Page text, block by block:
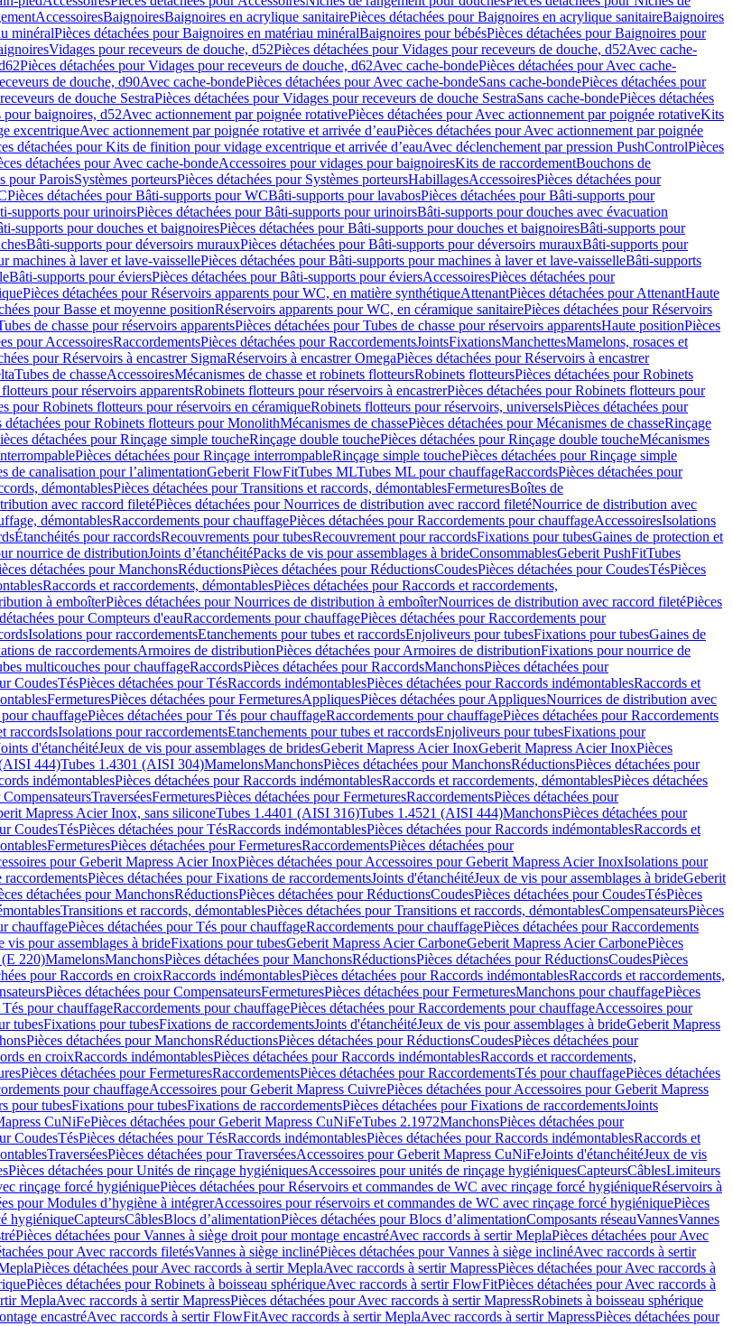
AccessoiresBaignoiresBaignoires en acrylique sanitairePièces détachées pour Baignoires en acrylique sanitaireBaignoires
minéralPièces détachées pour Baignoires en matériau minéralBaignoires pour bébésPièces détachées pour Baignoires pour
Vidages pour receveurs de douche, d52Pièces détachées pour Vidages pour receveurs de douche, d52Avec cache-
Pièces détachées pour Vidages pour receveurs de douche, d62Avec cache-bondePièces détachées pour Avec cache-
de douche, d90Avec cache-bondePièces détachées pour Avec cache-bondeSans cache-bondePièces détachées pour
de douche SestraPièces détachées pour Vidages pour receveurs de douche SestraSans cache-bondePièces détachées
pour baignoires, d52Avec actionnement par poignée rotativePièces détachées pour Avec actionnement par poignée rotativeKits
excentriqueAvec actionnement par poignée rotative et arrivée d’eauPièces détachées pour Avec actionnement par poignée
détachées pour Kits de finition pour vidage excentrique et arrivée d’eauAvec déclenchement par pression PushControlPièces
détachées pour Avec cache-bondeAccessoires pour vidages pour baignoiresKits de raccordementBouchons de
pour ParoisSystèmes porteursPièces détachées pour Systèmes porteursHabillagesAccessoiresPièces détachées pour
Pièces détachées pour Bâti-supports pour WCBâti-supports pour lavabosPièces détachées pour Bâti-supports pour
supports pour urinoirsPièces détachées pour Bâti-supports pour urinoirsBâti-supports pour douches avec évacuation
supports pour douches et baignoiresPièces détachées pour Bâti-supports pour douches et baignoiresBâti-supports pour
Bâti-supports pour déversoirs murauxPièces détachées pour Bâti-supports pour déversoirs murauxBâti-supports pour
machines à laver et lave-vaissellePièces détachées pour Bâti-supports pour machines à laver et lave-vaisselleBâti-supports
Bâti-supports pour éviersPièces détachées pour Bâti-supports pour éviersAccessoiresPièces détachées pour
Pièces détachées pour Réservoirs apparents pour WC, en matière synthétiqueAttenantPièces détachées pour AttenantHaute
pour Basse et moyenne positionRéservoirs apparents pour WC, en céramique sanitairePièces détachées pour Réservoirs
de chasse pour réservoirs apparentsPièces détachées pour Tubes de chasse pour réservoirs apparentsHaute positionPièces
pour AccessoiresRaccordementsPièces détachées pour RaccordementsJointsFixationsManchettesMamelons, rosaces et
pour Réservoirs à encastrer SigmaRéservoirs à encastrer OmegaPièces détachées pour Réservoirs à encastrer
Tubes de chasseAccessoiresMécanismes de chasse et robinets flotteursRobinets flotteursPièces détachées pour Robinets
pour réservoirs apparentsRobinets flotteurs pour réservoirs à encastrerPièces détachées pour Robinets flotteurs pour
pour Robinets flotteurs pour réservoirs en céramiqueRobinets flotteurs pour réservoirs, universelsPièces détachées pour
détachées pour Robinets flotteurs pour MonolithMécanismes de chassePièces détachées pour Mécanismes de chasseRinçage
détachées pour Rinçage simple toucheRinçage double touchePièces détachées pour Rinçage double toucheMécanismes
Pièces détachées pour Rinçage interrompableRinçage simple touchePièces détachées pour Rinçage simple
de canalisation pour l’alimentationGeberit FlowFitTubes MLTubes ML pour chauffageRaccordsPièces détachées pour
démontablesPièces détachées pour Transitions et raccords, démontablesFermeturesBoîtes de
avec raccord filetéPièces détachées pour Nourrices de distribution avec raccord filetéNourrice de distribution avec
démontablesRaccordements pour chauffagePièces détachées pour Raccordements pour chauffageAccessoiresIsolations
Étanchéités pour raccordsRecouvrements pour tubesRecouvrement pour raccordsFixations pour tubesGaines de protection et
nourrice de distributionJoints d’étanchéitéPacks de vis pour assemblages à brideConsommablesGeberit PushFitTubes
détachées pour ManchonsRéductionsPièces détachées pour RéductionsCoudesPièces détachées pour CoudesTésPièces
Raccords et raccordements, démontablesPièces détachées pour Raccords et raccordements,
à emboîterPièces détachées pour Nourrices de distribution à emboîterNourrices de distribution avec raccord filetéPièces
pour Compteurs d'eauRaccordements pour chauffagePièces détachées pour Raccordements pour
Isolations pour raccordementsEtanchements pour tubes et raccordsEnjoliveurs pour tubesFixations pour tubesGaines de
de raccordementsArmoires de distributionPièces détachées pour Armoires de distributionFixations pour nourrice de
multicouches pour chauffageRaccordsPièces détachées pour RaccordsManchonsPièces détachées pour
CoudesTésPièces détachées pour TésRaccords indémontablesPièces détachées pour Raccords indémontablesRaccords et
FermeturesPièces détachées pour FermeturesAppliquesPièces détachées pour AppliquesNourrices de distribution avec
chauffagePièces détachées pour Tés pour chauffageRaccordements pour chauffagePièces détachées pour Raccordements
raccordsIsolations pour raccordementsEtanchements pour tubes et raccordsEnjoliveurs pour tubesFixations pour
d'étanchéitéJeux de vis pour assemblages de bridesGeberit Mapress Acier InoxGeberit Mapress Acier InoxPièces
444)Tubes 1.4301 (AISI 304)MamelonsManchonsPièces détachées pour ManchonsRéductionsPièces détachées pour
indémontablesPièces détachées pour Raccords indémontablesRaccords et raccordements, démontablesPièces détachées
TraverséesFermeturesPièces détachées pour FermeturesRaccordementsPièces détachées pour
Mapress Acier Inox, sans siliconeTubes 1.4401 (AISI 316)Tubes 1.4521 (AISI 444)ManchonsPièces détachées pour
CoudesTésPièces détachées pour TésRaccords indémontablesPièces détachées pour Raccords indémontablesRaccords et
FermeturesPièces détachées pour FermeturesRaccordementsPièces détachées pour
pour Geberit Mapress Acier InoxPièces détachées pour Accessoires pour Geberit Mapress Acier InoxIsolations pour
raccordementsPièces détachées pour Fixations de raccordementsJoints d'étanchéitéJeux de vis pour assemblages à brideGeberit
détachées pour ManchonsRéductionsPièces détachées pour RéductionsCoudesPièces détachées pour CoudesTésPièces
Transitions et raccords, démontablesPièces détachées pour Transitions et raccords, démontablesCompensateursPièces
chauffagePièces détachées pour Tés pour chauffageRaccordements pour chauffagePièces détachées pour Raccordements
vis pour assemblages à brideFixations pour tubesGeberit Mapress Acier CarboneGeberit Mapress Acier CarbonePièces
220)MamelonsManchonsPièces détachées pour ManchonsRéductionsPièces détachées pour RéductionsCoudesPièces
pour Raccords en croixRaccords indémontablesPièces détachées pour Raccords indémontablesRaccords et raccordements,
Pièces détachées pour CompensateursFermeturesPièces détachées pour FermeturesManchons pour chauffagePièces
Tés pour chauffageRaccordements pour chauffagePièces détachées pour Raccordements pour chauffageAccessoires pour
tubesFixations pour tubesFixations de raccordementsJoints d'étanchéitéJeux de vis pour assemblages à brideGeberit Mapress
Pièces détachées pour ManchonsRéductionsPièces détachées pour RéductionsCoudesPièces détachées pour
en croixRaccords indémontablesPièces détachées pour Raccords indémontablesRaccords et raccordements,
Pièces détachées pour FermeturesRaccordementsPièces détachées pour RaccordementsTés pour chauffagePièces détachées
pour chauffageAccessoires pour Geberit Mapress CuivrePièces détachées pour Accessoires pour Geberit Mapress
pour tubesFixations pour tubesFixations de raccordementsPièces détachées pour Fixations de raccordementsJoints
CuNiFePièces détachées pour Geberit Mapress CuNiFeTubes 2.1972ManchonsPièces détachées pour
CoudesTésPièces détachées pour TésRaccords indémontablesPièces détachées pour Raccords indémontablesRaccords et
TraverséesPièces détachées pour TraverséesAccessoires pour Geberit Mapress CuNiFeJoints d'étanchéitéJeux de vis
Pièces détachées pour Unités de rinçage hygiéniquesAccessoires pour unités de rinçage hygiéniquesCapteursCâblesLimiteurs
rinçage forcé hygiéniquePièces détachées pour Réservoirs et commandes de WC avec rinçage forcé hygiéniqueRéservoirs à
pour Modules d’hygiène à intégrerAccessoires pour réservoirs et commandes de WC avec rinçage forcé hygiéniquePièces
hygiéniqueCapteursCâblesBlocs d’alimentationPièces détachées pour Blocs d’alimentationComposants réseauVannesVannes
Pièces détachées pour Vannes à siège droit pour montage encastréAvec raccords à sertir MeplaPièces détachées pour Avec
pour Avec raccords filetésVannes à siège inclinéPièces détachées pour Vannes à siège inclinéAvec raccords à sertir
Pièces détachées pour Avec raccords à sertir MeplaAvec raccords à sertir MapressPièces détachées pour Avec raccords à
Pièces détachées pour Robinets à boisseau sphériqueAvec raccords à sertir FlowFitPièces détachées pour Avec raccords à
MeplaAvec raccords à sertir MapressPièces détachées pour Avec raccords à sertir MapressRobinets à boisseau sphérique
encastréAvec raccords à sertir FlowFitAvec raccords à sertir MeplaAvec raccords à sertir MapressPièces détachées pour